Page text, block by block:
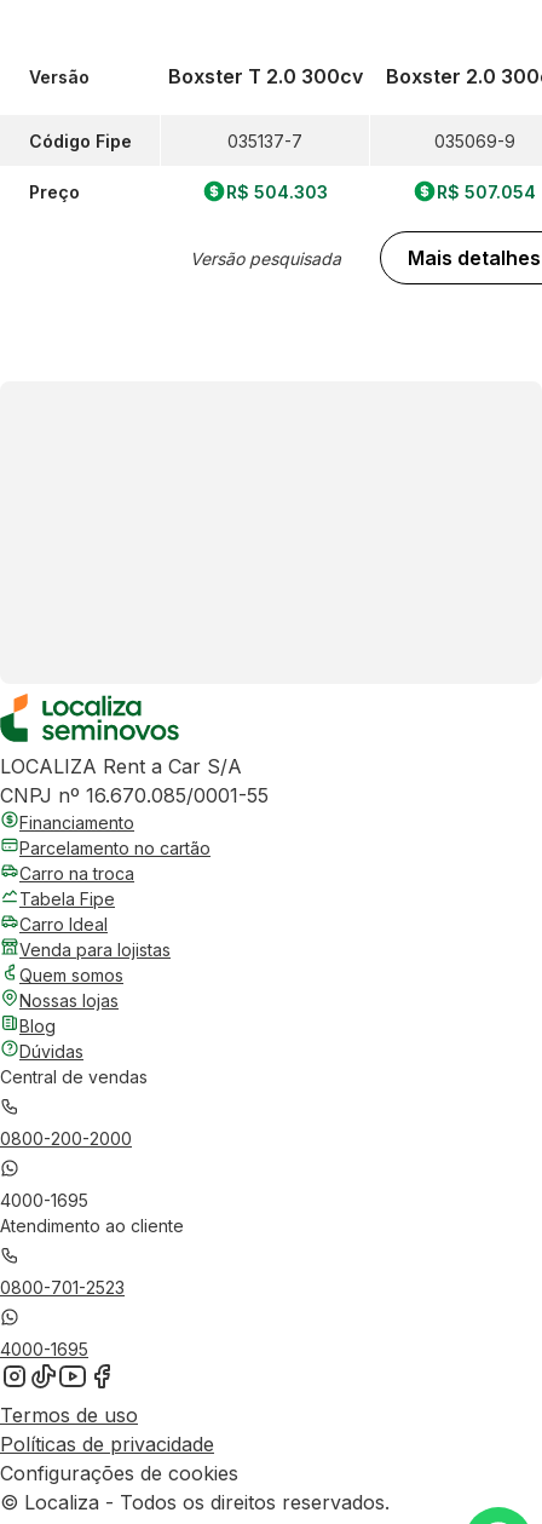
Versão
Código Fipe
Preço
Boxster T 2.0 300cv
035137-7
R$ 504.303
Versão pesquisada
Boxster 2.0
035069-9
R$ 507.054
Mais detalhes
LOCALIZA Rent a Car S/A
CNPJ nº 16.670.085/0001-55
Financiamento
Parcelamento no cartão
Carro na troca
Tabela Fipe
Carro Ideal
Venda para lojistas
Quem somos
Nossas lojas
Blog
Dúvidas
Central de vendas
0800-200-2000
4000-1695
Atendimento ao cliente
0800-701-2523
4000-1695
Termos de uso
Políticas de privacidade
Configurações de cookies
© Localiza - Todos os direitos reservados.